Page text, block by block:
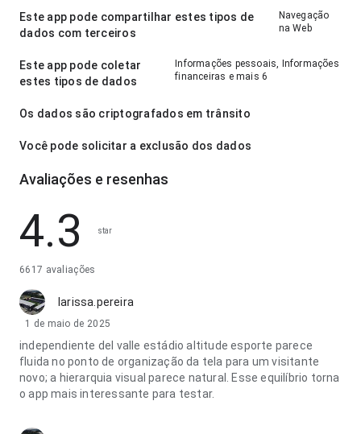
Este app pode compartilhar estes tipos de
dados com terceiros
Navegação
na Web
Este app pode coletar
estes tipos de dados
Informações pessoais, Informações
financeiras e mais 6
Os dados são criptografados em trânsito
Você pode solicitar a exclusão dos dados
Avaliações e resenhas
4.3 star
6617 avaliações
larissa.pereira
1 de maio de 2025
independiente del valle estádio altitude esporte parece
fluida no ponto de organização da tela para um visitante
novo; a hierarquia visual parece natural. Esse equilíbrio torna
o app mais interessante para testar.